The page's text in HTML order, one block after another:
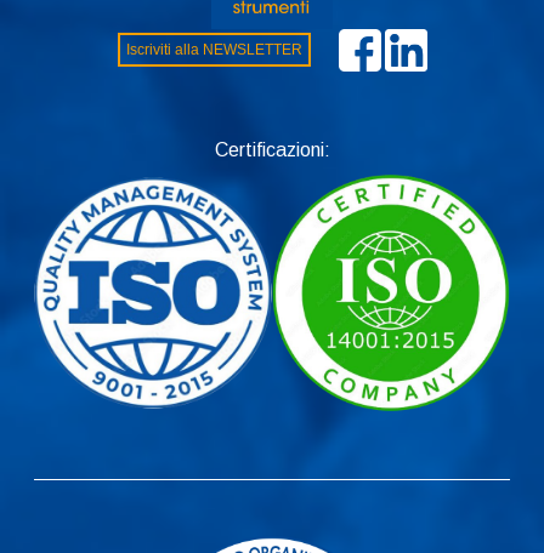
Iscriviti alla NEWSLETTER
Certificazioni: